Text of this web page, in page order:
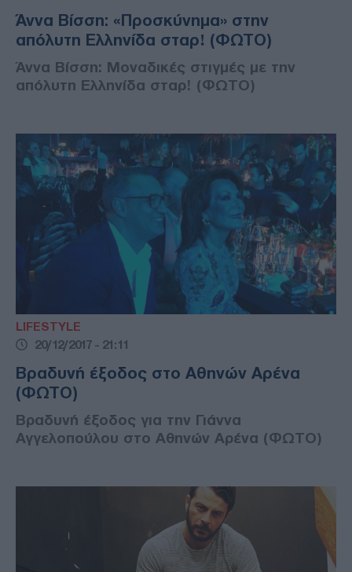
Άννα Βίσση: «Προσκύνημα» στην
απόλυτη Ελληνίδα σταρ! (ΦΩΤΟ)
Άννα Βίσση: Μοναδικές στιγμές με την
απόλυτη Ελληνίδα σταρ! (ΦΩΤΟ)
LIFESTYLE
20/12/2017 - 21:11
Βραδυνή έξοδος στο Αθηνών Αρένα
(ΦΩΤΟ)
Βραδυνή έξοδος για την Γιάννα
Αγγελοπούλου στο Αθηνών Αρένα (ΦΩΤΟ)